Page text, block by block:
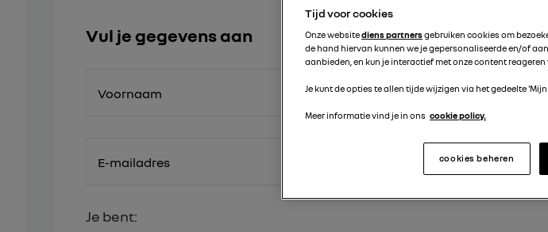
Vul je gegevens aan
Voornaam Achternaam
E-mailadres Telefoon
Je bent:
Tijd voor cookies
Onze websitediens partnersgebruiken cookies om
de hand hiervan kunnen we je gepersonaliseerde en/of
aanbieden, en kun je interactief met onze content
Je kunt de opties te allen tijde wijzigen via het gedeelte
Meer informatie vind je in ons cookie policy.
cookies beheren